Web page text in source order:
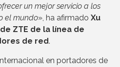
un mejor servicio a los
el mundo», ha afirmado Xu
ZTE de la línea de
de red.
en portadores de